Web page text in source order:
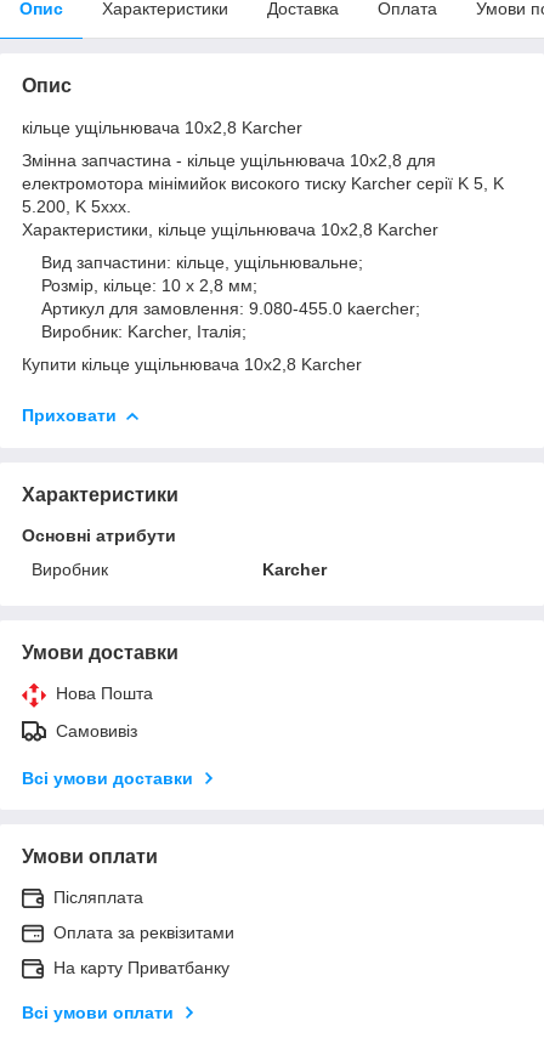
Опис Характеристики Доставка Оплата Умови
Опис
кільце ущільнювача 10х2,8 Karcher
Змінна запчастина - кільце ущільнювача 10х2,8 для
електромотора мінімийок високого тиску Karcher серії K 5, K
5.200, K 5xxx.
Характеристики, кільце ущільнювача 10х2,8 Karcher
Вид запчастини: кільце, ущільнювальне;
Розмір, кільце: 10 х 2,8 мм;
Артикул для замовлення: 9.080-455.0 kaercher;
Виробник: Karcher, Італія;
Купити кільце ущільнювача 10x2,8 Karcher
Приховати
Характеристики
Основні атрибути
Виробник
Karcher
Умови доставки
Нова Пошта
Самовивіз
Всі умови доставки
Умови оплати
Післяплата
Оплата за реквізитами
На карту Приватбанку
Всі умови оплати